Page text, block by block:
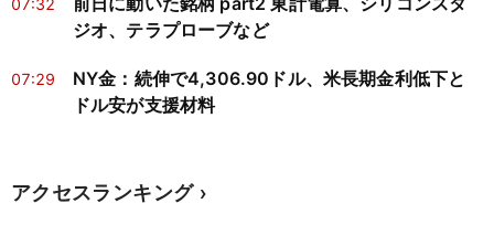
07:32
ジオ、テラプローブなど
07:29
NY金：続伸で4,306.90ドル、米長期金利低下と
ドル安が支援材料
アクセスランキング